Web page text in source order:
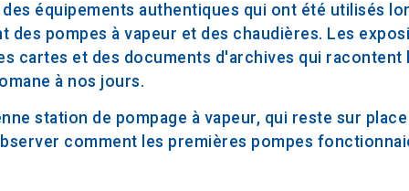
équipements authentiques qui ont été utilisés
pompes à vapeur et des chaudières. Les
cartes et des documents d'archives qui
à nos jours.
station de pompage à vapeur, qui reste sur
comment les premières pompes